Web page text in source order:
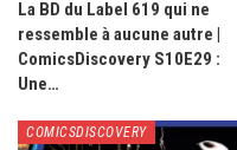
La BD du Label 619 qui ne
ressemble à aucune autre |
ComicsDiscovery S10E29 :
Une…
COMICSDISCOVERY